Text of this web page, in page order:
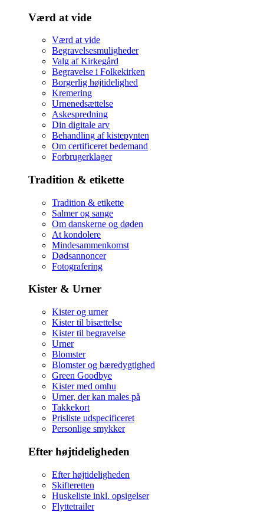
Værd at vide
Værd at vide
Begravelsesmuligheder
Valg af Kirkegård
Begravelse i Folkekirken
Borgerlig højtidelighed
Kremering
Urnenedsættelse
Askespredning
Din digitale arv
Behandling af kistepynten
Om certificeret bedemand
Forbrugerklager
Tradition & etikette
Tradition & etikette
Salmer og sange
Om danskerne og døden
At kondolere
Mindesammenkomst
Dødsannoncer
Fotografering
Kister & Urner
Kister og urner
Kister til bisættelse
Kister til begravelse
Urner
Blomster
Blomster og bæredygtighed
Green Goodbye
Kister med omhu
Urner, der kan males på
Takkekort
Prisliste udspecificeret
Personlige smykker
Efter højtideligheden
Efter højtideligheden
Skifteretten
Huskeliste inkl. opsigelser
Flyttetrailer